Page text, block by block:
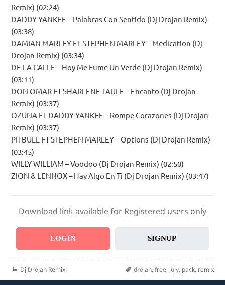
Remix) (02:24)
DADDY YANKEE – Palabras Con Sentido (Dj Drojan Remix)
(03:38)
DAMIAN MARLEY FT STEPHEN MARLEY – Medication (Dj
Drojan Remix) (03:34)
DE LA CALLE – Hoy Me Fume Un Verde (Dj Drojan Remix)
(03:11)
DON OMAR FT SHARLENE TAULE – Encanto (Dj Drojan
Remix) (03:37)
OZUNA FT DADDY YANKEE – Rompe Corazones (Dj Drojan
Remix) (03:37)
PITBULL FT STEPHEN MARLEY – Options (Dj Drojan Remix)
(03:45)
WILLY WILLIAM – Voodoo (Dj Drojan Remix) (02:50)
ZION & LENNOX – Hay Algo En Ti (Dj Drojan Remix) (03:47)
Download link available for Registered users only
LOGIN SIGNUP
Categories
Dj Drojan Remix Tags
drojan, free, july, pack, remix